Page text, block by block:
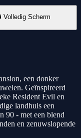
Volledig Scherm
een donker
Geïnspireerd
Resident Evil en
landhuis een
90 - met een blend
en zenuwslopende